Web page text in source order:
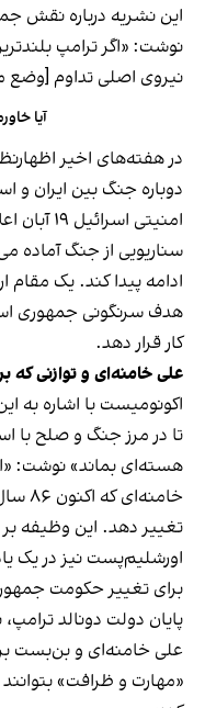
این نشریه درباره نقش
نوشت: «اگر ترامپ
نیروی اصلی تداوم
آیا
در هفته‌های اخیر
دوباره جنگ بین ایران
امنیتی
ادامه پیدا کند. یک مقام
هدف سرنگونی جمهوری
کار قرار دهد.
علی خامنه‌ای و توازنی که
اکونومیست با اشاره به
تا در مرز جنگ و صلح با
هسته‌ای بماند» نوشت:
تغییر دهد. این وظیفه
اورشلیم‌پست نیز در یک
برای تغییر حکومت
پایان دولت دونالد ترامپ،
علی خامنه‌ای و بن‌بست بر
«مهارت و ظرافت»